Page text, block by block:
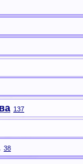
137
38